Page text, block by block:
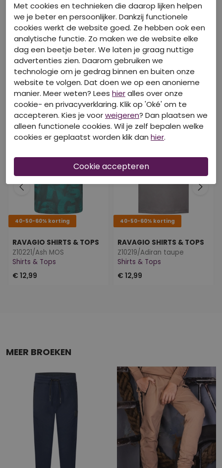
DIT IS OOK LEUK VAN RAVAGIO!
40-50-60% korting
RAVAGIO SHIRTS & TOPS
Z10221/Ash MOS
Shirts & Tops
€ 12,99
40-50-60% korting
RAVAGIO SHIRTS & TOPS
Z10219/Adiran taupe
Shirts & Tops
€ 12,99
MEER BROEKEN
Met cookies en technieken die daarop lijken helpen
we je beter en persoonlijker. Dankzij functionele
cookies werkt de website goed. Ze hebben ook een
analytische functie. Zo maken we de website elke
dag een beetje beter. We laten je graag nuttige
advertenties zien. Daarom gebruiken we
technologie om je gedrag binnen en buiten onze
website te volgen. Dat doen we op een anonieme
manier. Meer weten? Lees hieralles over onze
cookie- en privacyverklaring. Klik op 'Oké' om te
accepteren. Kies je voorweigeren? Dan plaatsen we
alleen functionele cookies. Wil je zelf bepalen welke
cookies er geplaatst worden klik dan hier.